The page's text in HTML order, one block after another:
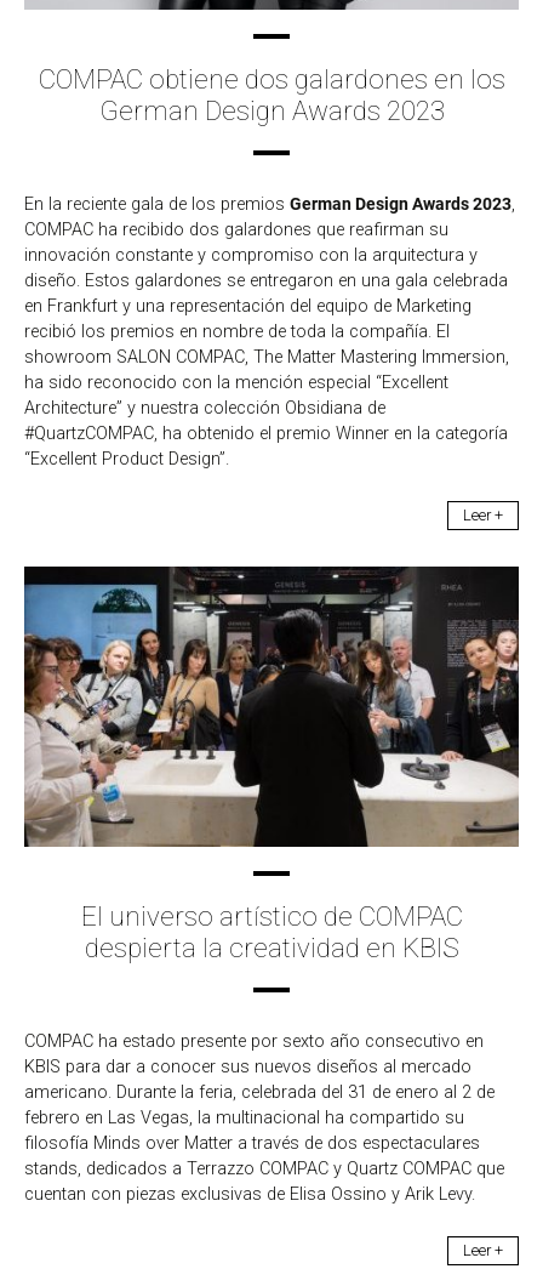
COMPAC obtiene dos galardones en los
German Design Awards 2023
En la reciente gala de los premios German Design Awards 2023,
COMPAC ha recibido dos galardones que reafirman su
innovación constante y compromiso con la arquitectura y
diseño. Estos galardones se entregaron en una gala celebrada
en Frankfurt y una representación del equipo de Marketing
recibió los premios en nombre de toda la compañía. El
showroom SALON COMPAC, The Matter Mastering Immersion,
ha sido reconocido con la mención especial “Excellent
Architecture” y nuestra colección Obsidiana de
#QuartzCOMPAC, ha obtenido el premio Winner en la categoría
“Excellent Product Design”.
Leer +
El universo artístico de COMPAC
despierta la creatividad en KBIS
COMPAC ha estado presente por sexto año consecutivo en
KBIS para dar a conocer sus nuevos diseños al mercado
americano. Durante la feria, celebrada del 31 de enero al 2 de
febrero en Las Vegas, la multinacional ha compartido su
filosofía Minds over Matter a través de dos espectaculares
stands, dedicados a Terrazzo COMPAC y Quartz COMPAC que
cuentan con piezas exclusivas de Elisa Ossino y Arik Levy.
Leer +